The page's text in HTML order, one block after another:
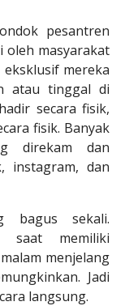
pesantren
oleh masyarakat
mereka
atau tinggal di
secara fisik,
fisik. Banyak
direkam dan
instagram, dan
bagus sekali.
saat memiliki
menjelang
Jadi
langsung.